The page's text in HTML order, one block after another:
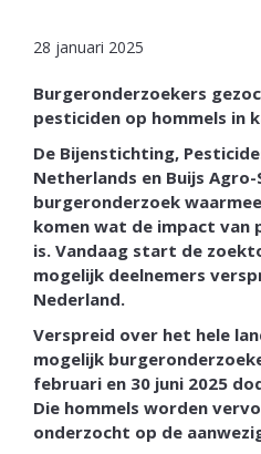
28 januari 2025
Burgeronderzoekers
pesticiden op hommels in
De Bijenstichting,
Netherlands en Buijs
burgeronderzoek
komen wat de impact van
is. Vandaag start de
mogelijk deelnemers
Nederland.
Verspreid over het hele
mogelijk
februari en 30 juni 2025
Die hommels worden
onderzocht op de